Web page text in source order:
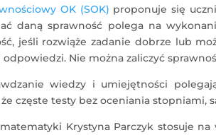
OK (SOK) proponuje się
daną sprawność polega na
jeśli rozwiąże zadanie dobrze lub
Nie można zaliczyć
wiedzy i umiejętności
częste testy bez oceniania stopniami,
Krystyna Parczyk stosuje na